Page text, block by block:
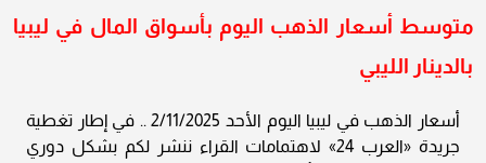
متوسط أسعار الذهب اليوم بأسواق المال في ليبيا
بالدينار الليبي
أسعار الذهب في ليبيا اليوم الأحد 2/11/2025 .. في إطار تغطية
جريدة «العرب 24» لاهتمامات القراء ننشر لكم بشكل دوري